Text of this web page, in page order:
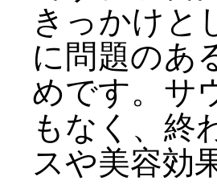
きっかけと
に問題のあ
めです。サ
もなく、終
スや美容効